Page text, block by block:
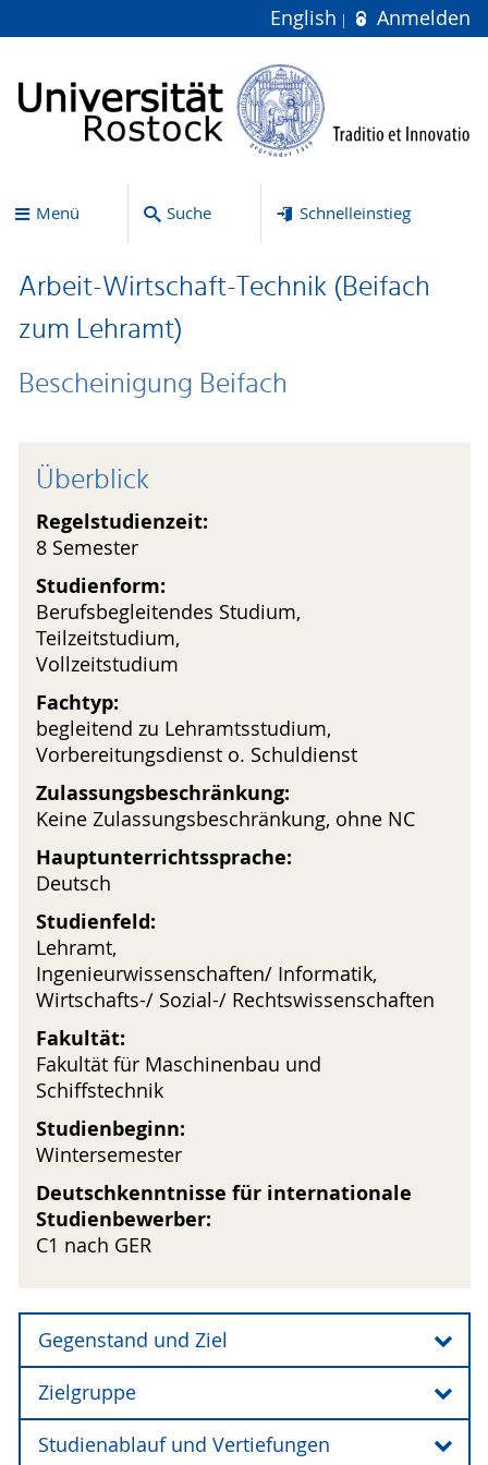
English Anmelden
Menü Suche Schnelleinstieg
Arbeit-Wirtschaft-Technik (Beifach
zum Lehramt)
Bescheinigung Beifach
Überblick
Regelstudienzeit:
8 Semester
Studienform:
Berufsbegleitendes Studium,
Teilzeitstudium,
Vollzeitstudium
Fachtyp:
begleitend zu Lehramtsstudium,
Vorbereitungsdienst o. Schuldienst
Zulassungsbeschränkung:
Keine Zulassungsbeschränkung, ohne NC
Hauptunterrichtssprache:
Deutsch
Studienfeld:
Lehramt,
Ingenieurwissenschaften/ Informatik,
Wirtschafts-/ Sozial-/ Rechtswissenschaften
Fakultät:
Fakultät für Maschinenbau und
Schiffstechnik
Studienbeginn:
Wintersemester
Deutschkenntnisse für internationale
Studienbewerber:
C1 nach GER
Gegenstand und Ziel
Die Studierenden eignen sich ausgewähltes
Wissen über die Gegenstandsbereiche Arbeit,
Wirtschaft und Technik sowie Kenntnisse,
Zielgruppe
Ein gutes Abiturwissen in Mathematik und Physik
Studienablauf und Vertiefungen